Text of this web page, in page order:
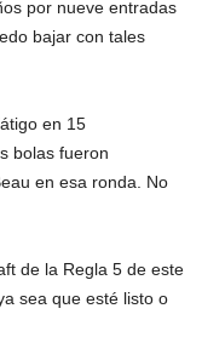
por nueve entradas
bajar con tales
en 15
bolas fueron
en esa ronda. No
de la Regla 5 de este
sea que esté listo o